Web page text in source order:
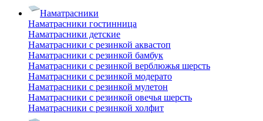
Наматрасники
Наматрасники гостинница
Наматрасники детские
Наматрасники с резинкой аквастоп
Наматрасники с резинкой бамбук
Наматрасники с резинкой верблюжья шерсть
Наматрасники с резинкой модерато
Наматрасники с резинкой мулетон
Наматрасники с резинкой овечья шерсть
Наматрасники с резинкой холфит